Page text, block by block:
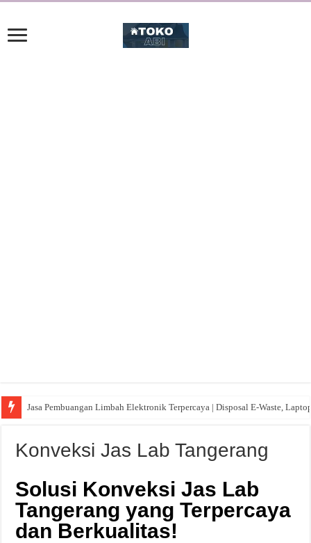
Jasa Pembuangan Limbah Elektronik Terpercaya | Disposal E-Waste,
Konveksi Jas Lab Tangerang
Solusi Konveksi Jas Lab
Tangerang yang Terpercaya
dan Berkualitas!